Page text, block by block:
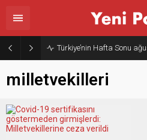
Türkiye’nin Hafta Sonu
milletvekilleri